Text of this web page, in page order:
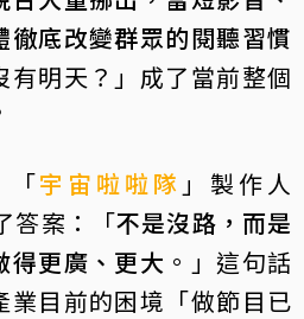
徹底改變群眾的閱聽習慣
有明天？」成了當前整個
「宇宙啦啦隊 」製作人
答案：「不是沒路，而是
得更廣、更大 。」這句話
業目前的困境「做節目已